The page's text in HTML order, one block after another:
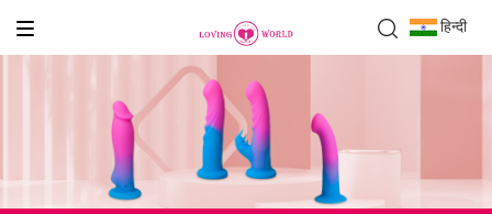
हिन्दी